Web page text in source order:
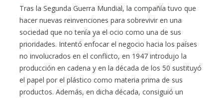
Tras la Segunda Guerra Mundial, la compañía tuvo que
hacer nuevas reinvenciones para sobrevivir en una
sociedad que no tenía ya el ocio como una de sus
prioridades. Intentó enfocar el negocio hacia los países
no involucrados en el conflicto, en 1947 introdujo la
producción en cadena y en la década de los 50 sustituyó
el papel por el plástico como materia prima de sus
productos. Además, en dicha década, consiguió un